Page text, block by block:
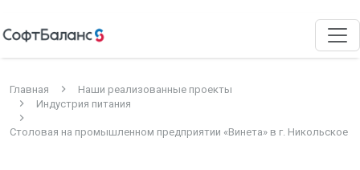
Главная
Наши реализованные проекты
Индустрия питания
Столовая на промышленном предприятии «Винета» в г. Никольское